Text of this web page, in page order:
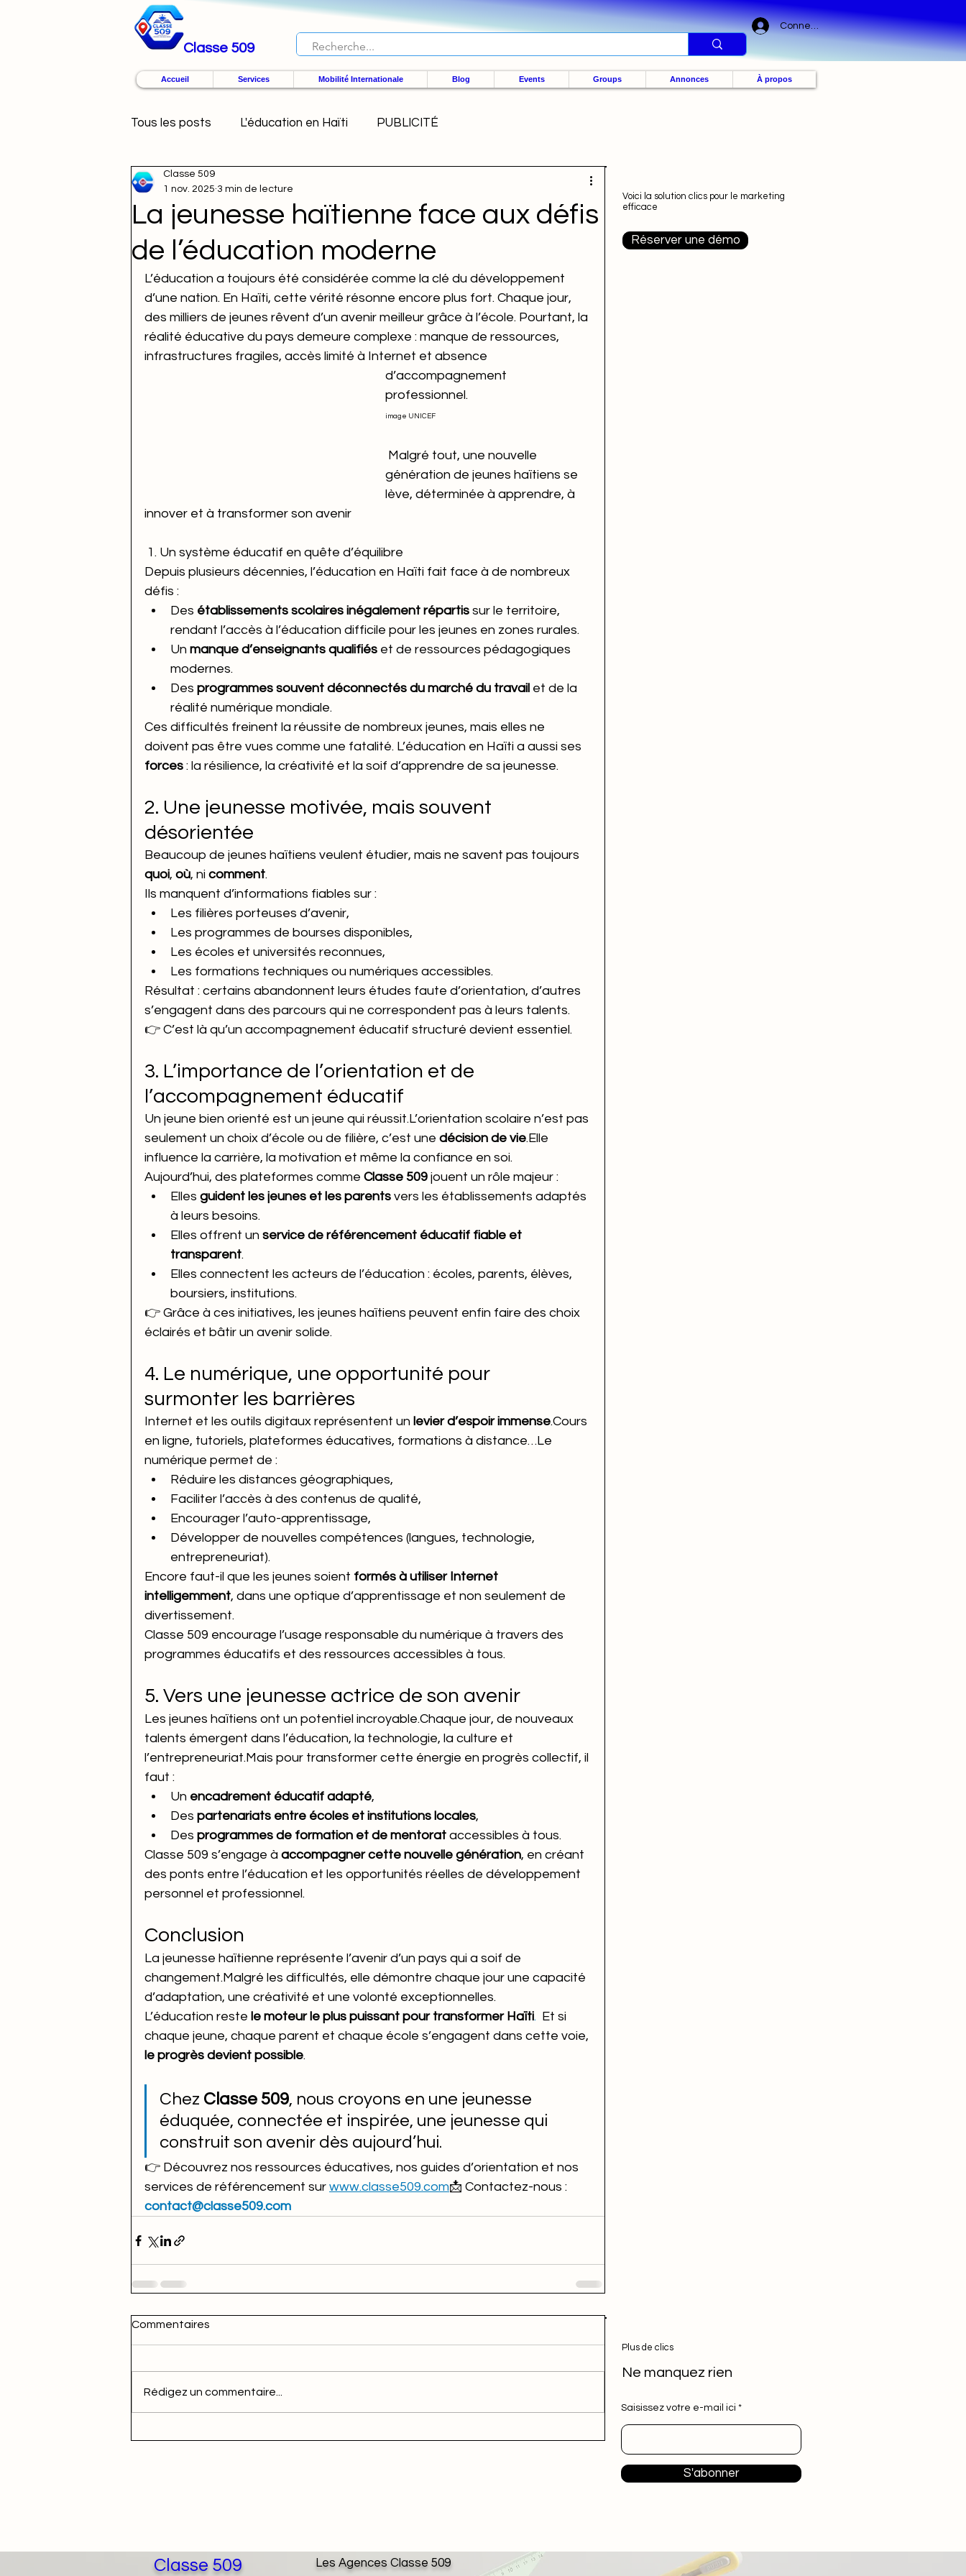
Classe 509
Connexion
Accueil Services Mobilité Internationale Blog Events Groups Annonces À propos
Tous les posts L'éducation en Haïti PUBLICITÉ
La jeunesse haïtienne face aux défis
de l’éducation moderne
Classe 509
1 nov. 2025 3 min de lecture
L’éducation a toujours été considérée comme la clé du développement
d’une nation. En Haïti, cette vérité résonne encore plus fort. Chaque jour,
des milliers de jeunes rêvent d’un avenir meilleur grâce à l’école. Pourtant, la
réalité éducative du pays demeure complexe : manque de ressources,
infrastructures fragiles, accès limité à Internet et absence
d’accompagnement
professionnel.
image UNICEF
génération de jeunes haïtiens se
lève, déterminée à apprendre, à
innover et à transformer son avenir
1. Un système éducatif en quête d’équilibre
Depuis plusieurs décennies, l’éducation en Haïti fait face à de nombreux
défis :
Des établissements scolaires inégalement répartis sur le territoire,
rendant l’accès à l’éducation difficile pour les jeunes en zones rurales.
Un manque d’enseignants qualifiés et de ressources pédagogiques
modernes.
Des programmes souvent déconnectés du marché du travail et de la
réalité numérique mondiale.
Ces difficultés freinent la réussite de nombreux jeunes, mais elles ne
doivent pas être vues comme une fatalité. L’éducation en Haïti a aussi ses
forces : la résilience, la créativité et la soif d’apprendre de sa jeunesse.
2. Une jeunesse motivée, mais souvent
désorientée
Beaucoup de jeunes haïtiens veulent étudier, mais ne savent pas toujours
quoi, où, ni comment.
Ils manquent d’informations fiables sur :
Les filières porteuses d’avenir,
Les programmes de bourses disponibles,
Les écoles et universités reconnues,
Les formations techniques ou numériques accessibles.
Résultat : certains abandonnent leurs études faute d’orientation, d’autres
s’engagent dans des parcours qui ne correspondent pas à leurs talents.
👉 C’est là qu’un accompagnement éducatif structuré devient essentiel.
3. L’importance de l’orientation et de
l’accompagnement éducatif
Un jeune bien orienté est un jeune qui réussit.L’orientation scolaire n’est pas
seulement un choix d’école ou de filière, c’est une décision de vie.Elle
influence la carrière, la motivation et même la confiance en soi.
Aujourd’hui, des plateformes comme Classe 509 jouent un rôle majeur :
Elles guident les jeunes et les parents vers les établissements adaptés
à leurs besoins.
Elles offrent un service de référencement éducatif fiable et
transparent.
Elles connectent les acteurs de l’éducation : écoles, parents, élèves,
boursiers, institutions.
👉 Grâce à ces initiatives, les jeunes haïtiens peuvent enfin faire des choix
éclairés et bâtir un avenir solide.
4. Le numérique, une opportunité pour
surmonter les barrières
Internet et les outils digitaux représentent un levier d’espoir immense.Cours
en ligne, tutoriels, plateformes éducatives, formations à distance…Le
numérique permet de :
Réduire les distances géographiques,
Faciliter l’accès à des contenus de qualité,
Encourager l’auto-apprentissage,
Développer de nouvelles compétences (langues, technologie,
entrepreneuriat).
Encore faut-il que les jeunes soient formés à utiliser Internet
intelligemment, dans une optique d’apprentissage et non seulement de
divertissement.
Classe 509 encourage l’usage responsable du numérique à travers des
programmes éducatifs et des ressources accessibles à tous.
5. Vers une jeunesse actrice de son avenir
Les jeunes haïtiens ont un potentiel incroyable.Chaque jour, de nouveaux
talents émergent dans l’éducation, la technologie, la culture et
l’entrepreneuriat.Mais pour transformer cette énergie en progrès collectif, il
faut :
Un encadrement éducatif adapté,
Des partenariats entre écoles et institutions locales,
Des programmes de formation et de mentorat accessibles à tous.
Classe 509 s’engage à accompagner cette nouvelle génération, en créant
des ponts entre l’éducation et les opportunités réelles de développement
personnel et professionnel.
Conclusion
La jeunesse haïtienne représente l’avenir d’un pays qui a soif de
changement.Malgré les difficultés, elle démontre chaque jour une capacité
d’adaptation, une créativité et une volonté exceptionnelles.
L’éducation reste le moteur le plus puissant pour transformer Haïti. Et si
chaque jeune, chaque parent et chaque école s’engagent dans cette voie,
le progrès devient possible.
Chez Classe 509, nous croyons en une jeunesse
éduquée, connectée et inspirée, une jeunesse qui
construit son avenir dès aujourd’hui.
👉 Découvrez nos ressources éducatives, nos guides d’orientation et nos
services de référencement sur www.classe509.com📩 Contactez-nous :
contact@classe509.com
Commentaires
Rédigez un commentaire...
Voici la solution clics pour le marketing
efficace
Réserver une démo
Plus de clics
Ne manquez rien
Saisissez votre e-mail ici
S'abonner
Classe 509 Les Agences Classe 509